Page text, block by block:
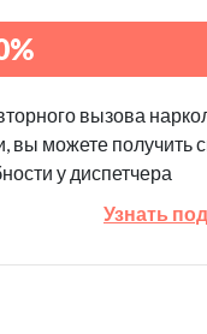
вызова
вы можете получить
у диспетчера
Узнать